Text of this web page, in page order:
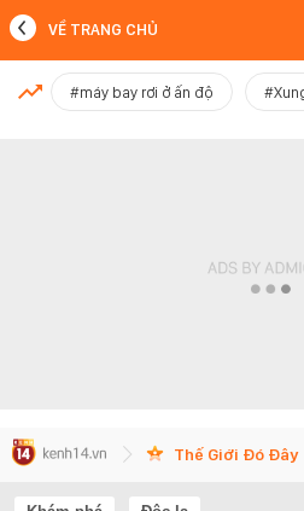
MỚI NHẤT
VỀ TRANG CHỦ
#máy bay rơi ở ấn độ
Thế Giới Đó Đây